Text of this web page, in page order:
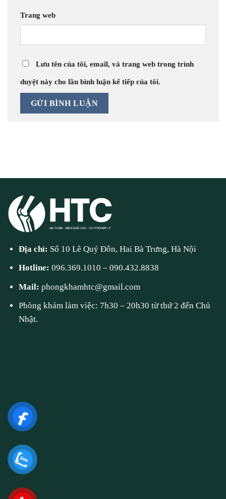
Trang web
Lưu tên của tôi, email, và trang web trong trình
duyệt này cho lần bình luận kế tiếp của tôi.
Địa chỉ: Số 10 Lê Quý Đôn, Hai Bà Trưng, Hà Nội
Hotline:096.369.1010 –090.432.8838
Mail:phongkhamhtc@gmail.com
Phòng khám làm việc: 7h30 – 20h30 từ thứ 2 đến Chủ
Nhật.